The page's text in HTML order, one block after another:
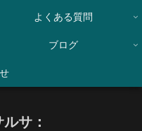
よくある質問
ブログ
サ：